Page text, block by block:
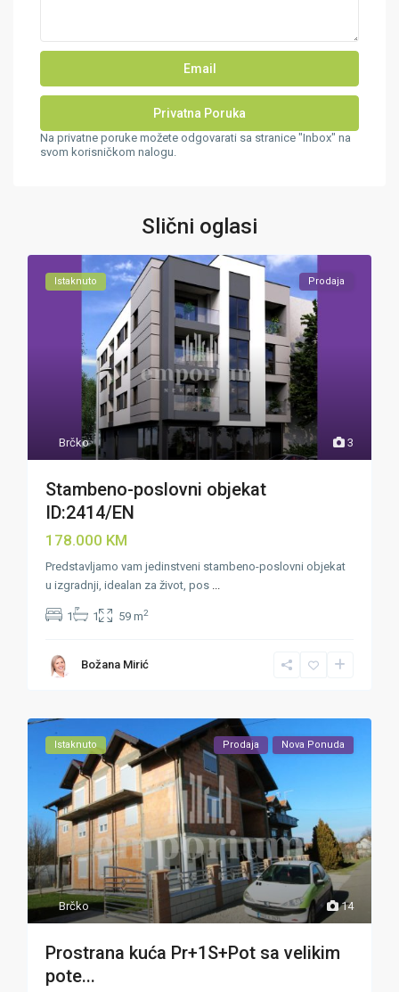
Na privatne poruke možete odgovarati sa stranice "Inbox" na
svom korisničkom nalogu.
Slični oglasi
3
Brčko
Istaknuto Prodaja
Stambeno-poslovni objekat
ID:2414/EN
178.000 KM
Predstavljamo vam jedinstveni stambeno-poslovni objekat
u izgradnji, idealan za život, pos
1 1 59 m2
Božana Mirić
14
Brčko
Istaknuto Prodaja Nova Ponuda
Prostrana kuća Pr+1S+Pot sa velikim
pote...